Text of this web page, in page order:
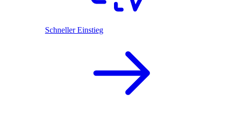
Schneller Einstieg